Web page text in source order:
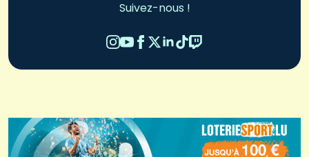
Suivez-nous !